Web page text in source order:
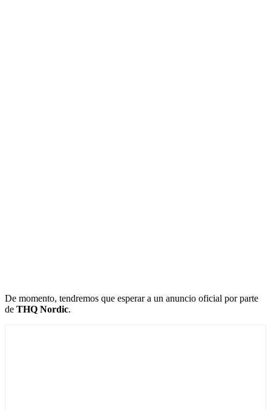
De momento, tendremos que esperar a un anuncio oficial por parte
de THQ Nordic.